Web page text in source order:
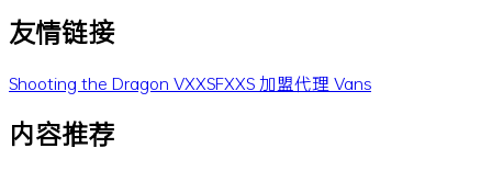
友情链接
Shooting the Dragon VXXSFXXS加盟代理 Vans
内容推荐